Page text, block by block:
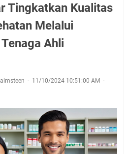
Tingkatkan Kualitas
Melalui
Ahli
11/10/2024 10:51:00 AM